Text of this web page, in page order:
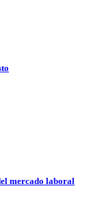
mercado laboral